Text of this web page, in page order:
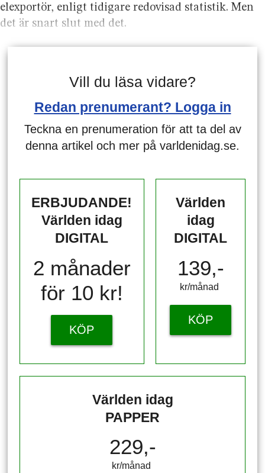
elexportör, enligt tidigare redovisad statistik. Men
det är snart slut med det.
Vill du läsa vidare?
Redan prenumerant? Logga in
Teckna en prenumeration för att ta del av
denna artikel och mer på varldenidag.se.
ERBJUDANDE!
Världen idag
DIGITAL
2 månader
för 10 kr!
KÖP
Världen
idag
DIGITAL
139,-
kr/månad ​​​​​​
KÖP
Världen idag
PAPPER
229,-
kr/månad ​​​​​​